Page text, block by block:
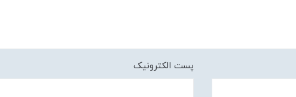
پست الکترونیک